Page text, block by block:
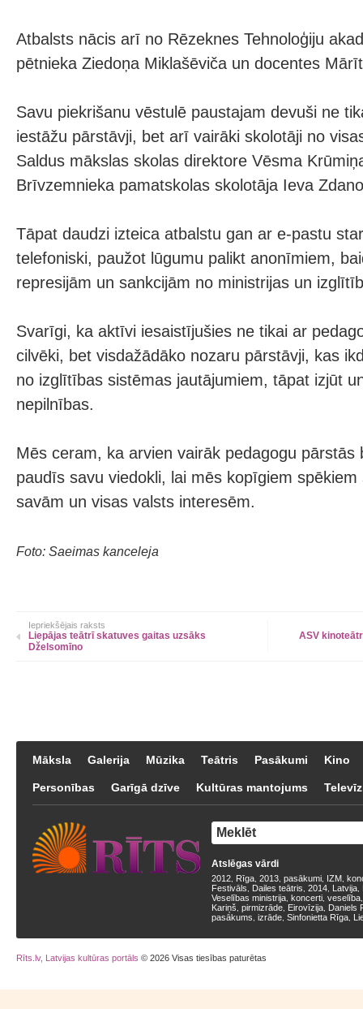
Atbalsts nācis arī no Rēzeknes Tehnoloģiju
pētnieka Ziedoņa Miklašēviča un docentes
Savu piekrišanu vēstulē paustajam devuši ne
iestāžu pārstāvji, bet arī vairāki skolotāji no
Saldus mākslas skolas direktore Vēsma
Brīvzemnieka pamatskolas skolotāja Ieva
Tāpat daudzi izteica atbalstu gan ar e-pastu
telefoniski, paužot lūgumu palikt anonīmiem,
represijām un sankcijām no ministrijas un
Svarīgi, ka aktīvi iesaistījušies ne tikai ar
cilvēki, bet visdažādāko nozaru pārstāvji, kas
no izglītības sistēmas jautājumiem, tāpat izjūt
nepilnības.
Mēs ceram, ka arvien vairāk pedagogu pārstās
paudīs savu viedokli, lai mēs kopīgiem
savām un visas valsts interesēm.
Foto: Saeimas kanceleja
Iepriekšējais raksts
Liepājas teātrī skatuves gaitas uzsāks
Dželsomīno
ASV
Māksla Galerija Mūzika Teātris Pasākumi Kino
Personības Garīgā dzīve Kultūras mantojums
Atslēgas vārdi
2012 Rīga 2013 pasākumi IZM
Festivāls
Dailes teātris 2014 Latvija
Veselības ministrija koncerti veselība
Kariņš pirmizrāde Eirovīzija Daniels
pasākums izrāde Sinfonietta Rīga
Rīts.lv, Latvijas kultūras portāls © 2026 Visas tiesības paturētas